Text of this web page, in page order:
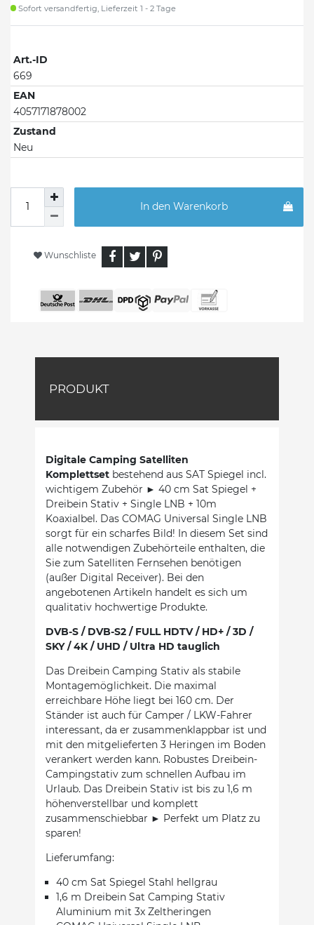
Sofort versandfertig, Lieferzeit 1 - 2 Tage
Art.-ID
669
EAN
4057171878002
Zustand
Neu
In den Warenkorb
Wunschliste
PRODUKT
Digitale Camping Satelliten
Komplettset bestehend aus SAT Spiegel incl.
wichtigem Zubehör ► 40 cm Sat Spiegel +
Dreibein Stativ + Single LNB + 10m
Koaxialbel. Das COMAG Universal Single LNB
sorgt für ein scharfes Bild! In diesem Set sind
alle notwendigen Zubehörteile enthalten, die
Sie zum Satelliten Fernsehen benötigen
(außer Digital Receiver). Bei den
angebotenen Artikeln handelt es sich um
qualitativ hochwertige Produkte.
DVB-S / DVB-S2 / FULL HDTV / HD+ / 3D /
SKY / 4K / UHD / Ultra HD tauglich
Das Dreibein Camping Stativ als stabile
Montagemöglichkeit. Die maximal
erreichbare Höhe liegt bei 160 cm. Der
Ständer ist auch für Camper / LKW-Fahrer
interessant, da er zusammenklappbar ist und
mit den mitgelieferten 3 Heringen im Boden
verankert werden kann. Robustes Dreibein-
Campingstativ zum schnellen Aufbau im
Urlaub. Das Dreibein Stativ ist bis zu 1,6 m
höhenverstellbar und komplett
zusammenschiebbar ► Perfekt um Platz zu
sparen!
Lieferumfang:
40 cm Sat Spiegel Stahl hellgrau
1,6 m Dreibein Sat Camping Stativ
Aluminium mit 3x Zeltheringen